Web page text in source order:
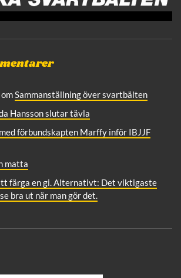
omSammanställning över svartbälten
Hansson slutar tävla
förbundskapten Marffy inför IBJJF
matta
färga en gi. Alternativt: Det viktigaste
bra ut när man gör det.